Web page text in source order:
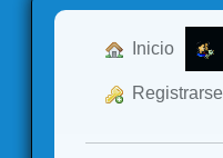
Inicio
Registrarse